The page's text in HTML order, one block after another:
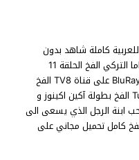
الحلقة 11 مترجم للعربية كاملة شاهد بدون
اعلانات قصة عشق الاصلي مسلسل الدراما التركي الفخ الحلقة 11
BluRay YouTube Online 1080p 720p 480p على قناة TV8 الفخ
الحلقة 11 الحادية عشر Tuzak episode 11 الفخ بطولة آكين اكينوز و
ابنة الرجل الذي يسعى الى
كامل تحميل مجاني على